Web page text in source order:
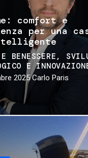
comfort e
per una
BENESSERE
E
2025 Carlo Paris